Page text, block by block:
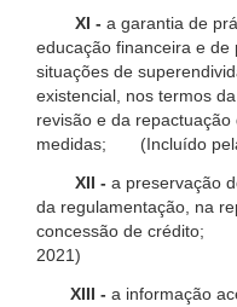
XI - a garantia de
educação financeira e
situações de
existencial, nos termos
revisão e da
medidas; (Incluído pela
XII - a preservação
da regulamentação, na
concessão de crédito;
2021)
XIII - a informação